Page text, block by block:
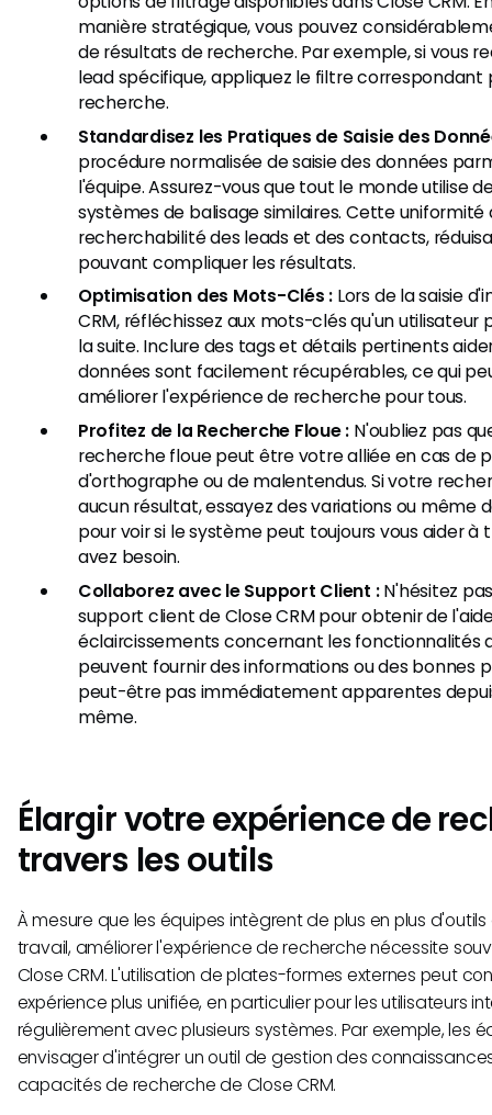
manière stratégique, vous pouvez
de résultats de recherche. Par exemple, si vous
lead spécifique, appliquez le filtre
recherche.
Standardisez les Pratiques de Saisie des
procédure normalisée de saisie des données
l'équipe. Assurez-vous que tout le monde utilise
systèmes de balisage similaires. Cette uniformité
recherchabilité des leads et des contacts,
pouvant compliquer les résultats.
Optimisation des Mots-Clés : Lors de la saisie
CRM, réfléchissez aux mots-clés qu'un
la suite. Inclure des tags et détails pertinents
données sont facilement récupérables, ce qui
améliorer l'expérience de recherche pour tous.
Profitez de la Recherche Floue : N'oubliez pas
recherche floue peut être votre alliée en cas de
d'orthographe ou de malentendus. Si votre
aucun résultat, essayez des variations ou même
pour voir si le système peut toujours vous aider à
avez besoin.
Collaborez avec le Support Client :N'hésitez
support client de Close CRM pour obtenir de
éclaircissements concernant les fonctionnalités
peuvent fournir des informations ou des bonnes
peut-être pas immédiatement apparentes
même.
Élargir votre expérience de
travers les outils
À mesure que les équipes intègrent de plus en plus
travail, améliorer l'expérience de recherche nécessite
Close CRM. L'utilisation de plates-formes externes peut
expérience plus unifiée, en particulier pour les utilisateurs
régulièrement avec plusieurs systèmes. Par exemple, les
envisager d'intégrer un outil de gestion des
capacités de recherche de Close CRM.